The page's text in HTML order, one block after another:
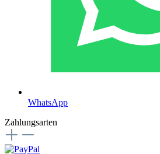
WhatsApp
Zahlungsarten